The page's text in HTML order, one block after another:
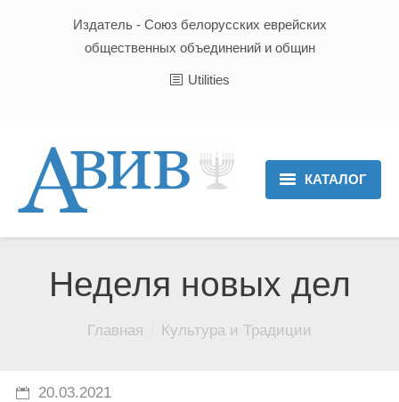
Издатель - Союз белорусских еврейских
общественных объединений и общин
Utilities
КАТАЛОГ
Неделя новых дел
Вы здесь:Главная Культура и Традиции
20.03.2021